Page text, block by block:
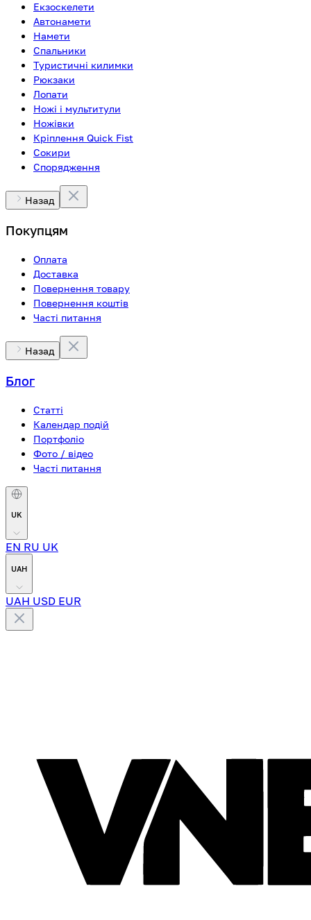
Екзоскелети
Автонамети
Намети
Спальники
Туристичні килимки
Рюкзаки
Лопати
Ножі і мультитули
Ножівки
Кріплення Quick Fist
Сокири
Спорядження
Назад
Покупцям
Оплата
Доставка
Повернення товару
Повернення коштів
Часті питання
Назад
Блог
Статті
Календар подій
Портфоліо
Фото / відео
Часті питання
UK
EN RU UK
UAH
UAH USD EUR